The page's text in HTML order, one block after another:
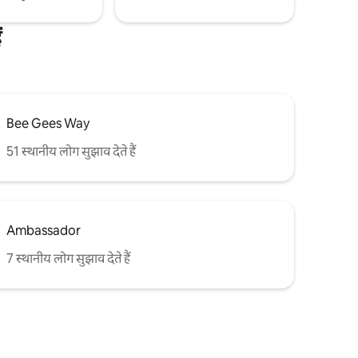
Bee Gees Way
51 स्थानीय लोग सुझाव देते हैं
Ambassador
7 स्थानीय लोग सुझाव देते हैं